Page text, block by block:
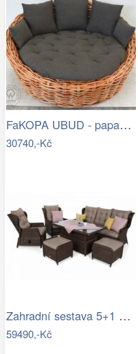
FaKOPA UBUD - papasan z ratanu…
30740,-Kč
Zahradní sestava 5+1 polyratan / látka
59490,-Kč